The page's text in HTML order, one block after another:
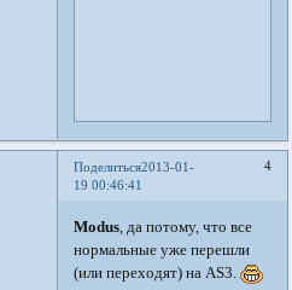
Поделиться 4
2013-01-
19 00:46:41
Modus, да потому, что все
нормальные уже перешли
(или переходят) на AS3.